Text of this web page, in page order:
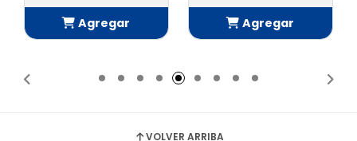
Agregar
Agregar
VOLVER ARRIBA